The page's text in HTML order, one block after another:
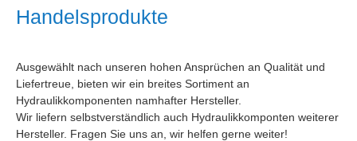
Handelsprodukte
Ausgewählt nach unseren hohen Ansprüchen an Qualität und
Liefertreue, bieten wir ein breites Sortiment an
Hydraulikkomponenten namhafter Hersteller.
Wir liefern selbstverständlich auch Hydraulikkomponten weiterer
Hersteller. Fragen Sie uns an, wir helfen gerne weiter!